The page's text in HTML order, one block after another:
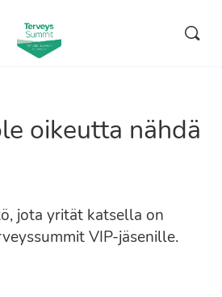
oikeutta nähdä
jota yrität katsella on
VIP-jäsenille.